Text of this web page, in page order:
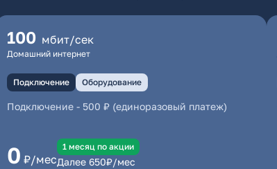
100 мбит/сек
Домашний интернет
Подключение Оборудование
Подключение- 500 ₽ (единоразовый платеж)
0 ₽/мес
1 месяц по акции
Далее 650₽/мес